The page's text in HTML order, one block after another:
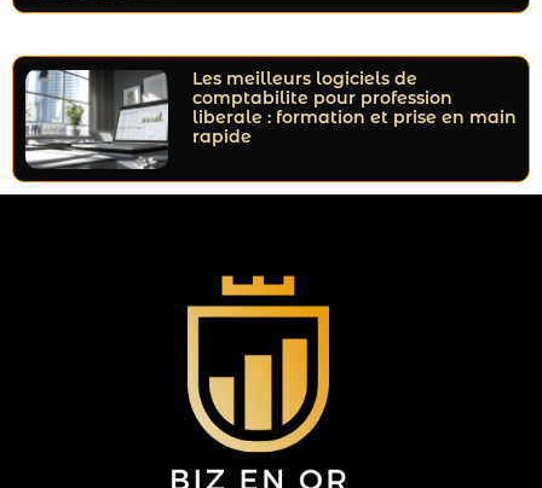
Les meilleurs logiciels de
comptabilite pour profession
liberale : formation et prise en main
rapide